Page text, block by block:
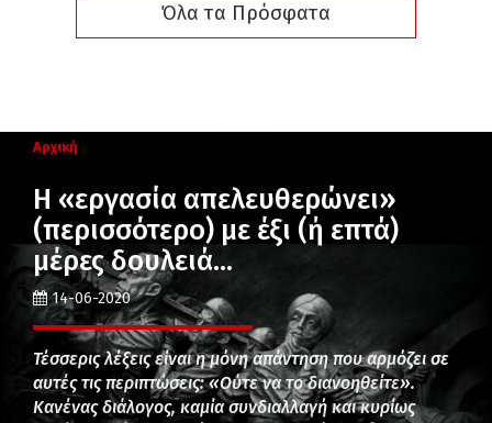
Όλα τα Πρόσφατα
Αρχική
Η «εργασία απελευθερώνει»
(περισσότερο) με έξι (ή επτά)
μέρες δουλειά…
14-06-2020
Τέσσερις λέξεις είναι η μόνη απάντηση που αρμόζει σε
αυτές τις περιπτώσεις: «Ούτε να το διανοηθείτε».
Κανένας διάλογος, καμία συνδιαλλαγή και κυρίως